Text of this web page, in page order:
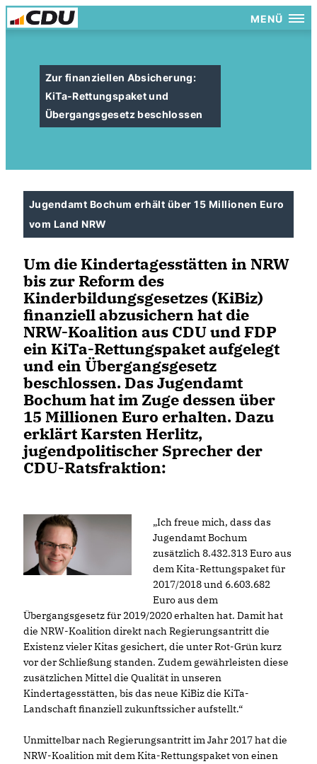
MENÜ
Zur finanziellen Absicherung:
KiTa-Rettungspaket und
Übergangsgesetz beschlossen
Jugendamt Bochum erhält über 15 Millionen Euro
vom Land NRW
Um die Kindertagesstätten in NRW
bis zur Reform des
Kinderbildungsgesetzes (KiBiz)
finanziell abzusichern hat die
NRW-Koalition aus CDU und FDP
ein KiTa-Rettungspaket aufgelegt
und ein Übergangsgesetz
beschlossen. Das Jugendamt
Bochum hat im Zuge dessen über
15 Millionen Euro erhalten. Dazu
erklärt Karsten Herlitz,
jugendpolitischer Sprecher der
CDU-Ratsfraktion:
Ich freue mich, dass das
Jugendamt Bochum
zusätzlich 8.432.313 Euro aus
dem Kita-Rettungspaket für
2017/2018 und 6.603.682
Euro aus dem
Übergangsgesetz für 2019/2020 erhalten hat. Damit hat
die NRW-Koalition direkt nach Regierungsantritt die
Existenz vieler Kitas gesichert, die unter Rot-Grün kurz
vor der Schließung standen. Zudem gewährleisten diese
zusätzlichen Mittel die Qualität in unseren
Kindertagesstätten, bis das neue KiBiz die KiTa-
Landschaft finanziell zukunftssicher aufstellt.“
Unmittelbar nach Regierungsantritt im Jahr 2017 hat die
NRW-Koalition mit dem Kita-Rettungspaket von einen